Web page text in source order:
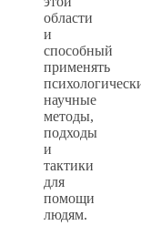
области
и
способный
применять
научные
методы,
подходы
и
тактики
для
помощи
людям.